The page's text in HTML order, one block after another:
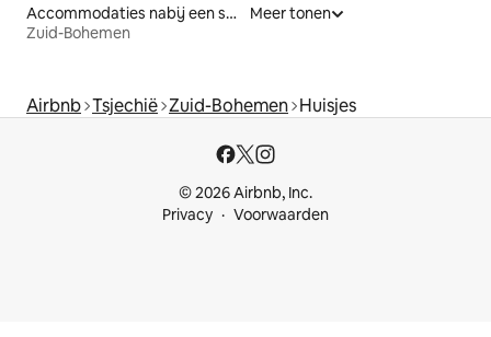
Accommodaties nabij een strand
Zuid-Bohemen
Meer tonen
Airbnb Tsjechië Zuid-Bohemen Huisjes
© 2026 Airbnb, Inc.
Privacy
Voorwaarden